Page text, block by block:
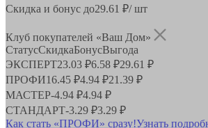
Скидка и бонус до29.61 ₽/ шт
Клуб покупателей «Ваш Дом»
СтатусСкидкаБонусВыгода
ЭКСПЕРТ23.03 ₽6.58 ₽29.61 ₽
ПРОФИ16.45 ₽4.94 ₽21.39 ₽
МАСТЕР-4.94 ₽4.94 ₽
СТАНДАРТ-3.29 ₽3.29 ₽
Как стать «ПРОФИ» сразу!Узнать